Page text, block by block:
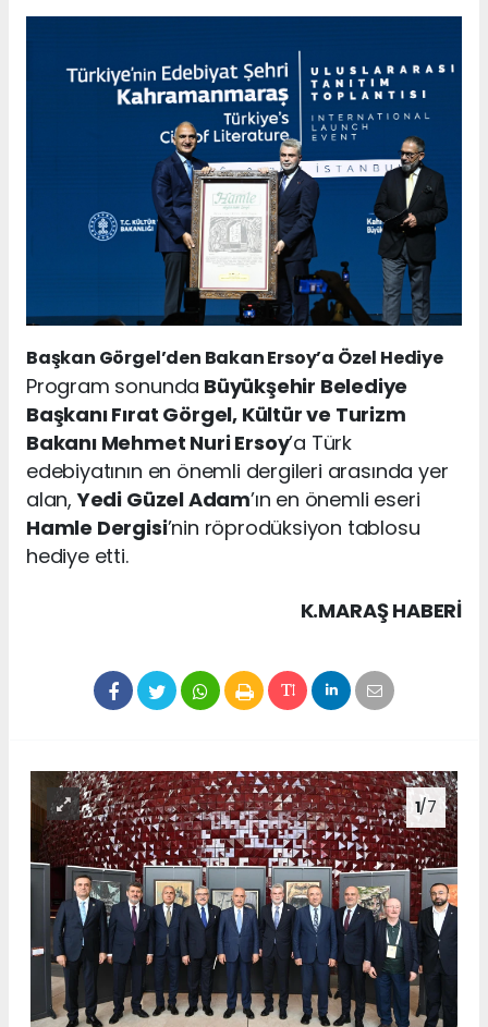
Başkan Görgel’den Bakan Ersoy’a Özel Hediye
Program sonunda Büyükşehir Belediye
Başkanı Fırat Görgel, Kültür ve Turizm
Bakanı Mehmet Nuri Ersoy’a Türk
edebiyatının en önemli dergileri arasında yer
alan,Yedi Güzel Adam’ın en önemli eseri
Hamle Dergisi’nin röprodüksiyon tablosu
hediye etti.
K.MARAŞ HABERİ
1/7